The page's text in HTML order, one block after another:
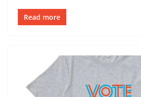
Read more